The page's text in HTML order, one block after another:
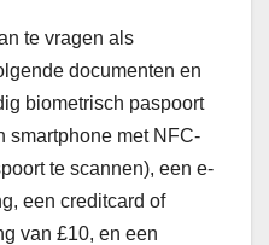
te vragen als
documenten en
biometrisch paspoort
smartphone met NFC-
te scannen), een e-
een creditcard of
van £10, en een